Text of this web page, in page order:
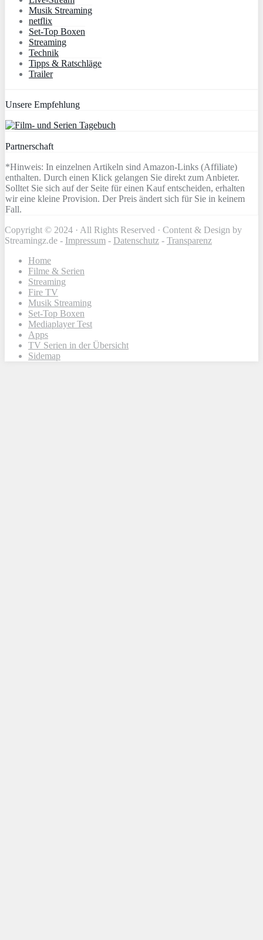
Musik Streaming
netflix
Set-Top Boxen
Streaming
Technik
Tipps & Ratschläge
Trailer
Unsere Empfehlung
Partnerschaft
*Hinweis: In einzelnen Artikeln sind Amazon-Links (Affiliate)
enthalten. Durch einen Klick gelangen Sie direkt zum Anbieter.
Solltet Sie sich auf der Seite für einen Kauf entscheiden, erhalten
wir eine kleine Provision. Der Preis ändert sich für Sie in keinem
Fall.
Copyright © 2024 · All Rights Reserved · Content & Design by
Streamingz.de - Impressum - Datenschutz - Transparenz
Home
Filme & Serien
Streaming
Fire TV
Musik Streaming
Set-Top Boxen
Mediaplayer Test
Apps
TV Serien in der Übersicht
Sidemap